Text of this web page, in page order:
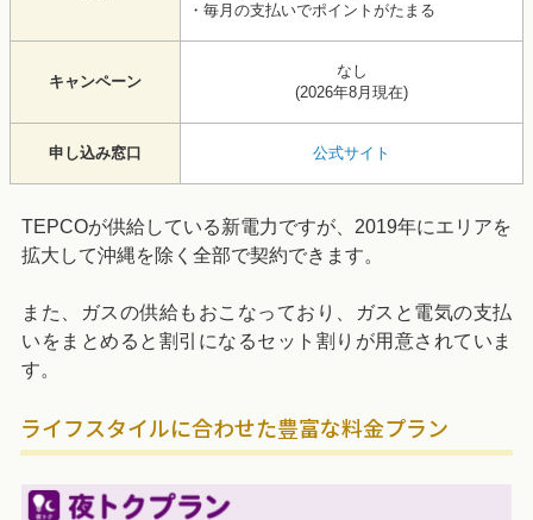
・毎月の支払いでポイントがたまる
キャンペーン
なし
(2026年8月 現在)
申し込み窓口 公式サイト
TEPCOが供給している新電力ですが、2019年にエリアを
拡大して沖縄を除く全部で契約できます。
また、ガスの供給もおこなっており、ガスと電気の支払
いをまとめると割引になるセット割りが用意されていま
す。
ライフスタイルに合わせた豊富な料金プラン